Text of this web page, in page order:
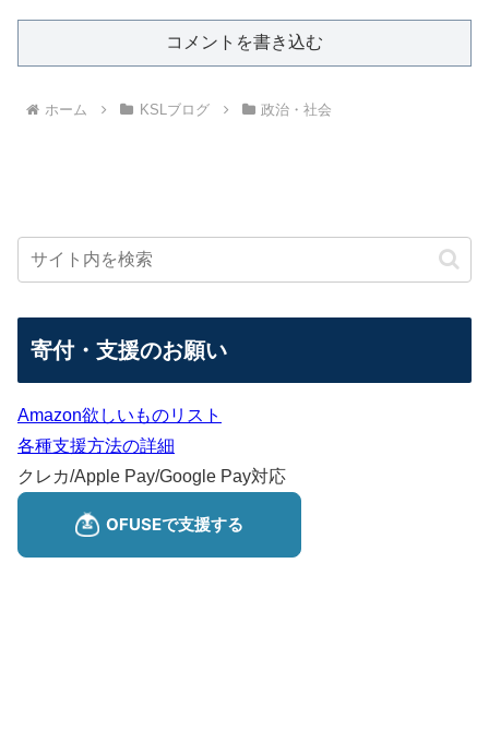
コメントを書き込む
ホーム KSLブログ 政治・社会
寄付・支援のお願い
Amazon欲しいものリスト
各種支援方法の詳細
クレカ/Apple Pay/Google Pay対応